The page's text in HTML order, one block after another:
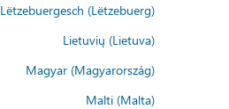
Lëtzebuergesch (Lëtzebuerg)
Lietuvių (Lietuva)
Magyar (Magyarország)
Malti (Malta)